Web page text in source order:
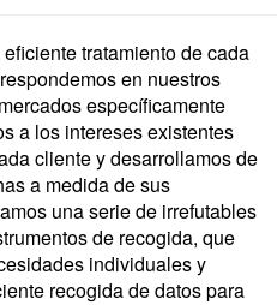
tratamiento de cada
en nuestros
específicamente
a los intereses existentes
cliente y desarrollamos de
a medida de sus
una serie de irrefutables
de recogida, que
individuales y
recogida de datos para